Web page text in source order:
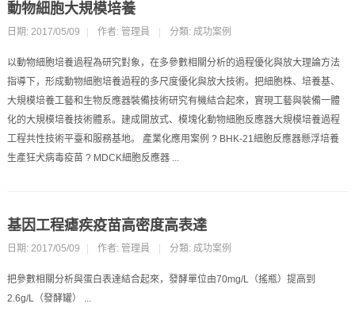
動物細胞大規模培養
日期: 2017/05/09 作者: 管理員 分類: 成功案例
以動物細胞培養過程為研究對象，在多參數相關分析的過程優化與放大理論方法
指導下，形成動物細胞培養過程的多尺度優化與放大技術。把細胞株、培養基、
大規模培養工藝和生物反應器裝備技術研究有機結合起來，實現工藝與裝備一體
化的大規模培養技術體系。建成開放式、模塊化動物細胞反應器大規模培養過程
工程共性技術平臺和服務基地。 產業化應用案例 ? BHK-21細胞反應器懸浮培養
生產狂犬病毒疫苗 ? MDCK細胞反應器 ...
基因工程瘧疾疫苗高密度高表達
日期: 2017/05/09 作者: 管理員 分類: 成功案例
把參數相關分析與蛋白表達結合起來，發酵單位由70mg/L（搖瓶）提高到
2.6g/L（發酵罐） ...